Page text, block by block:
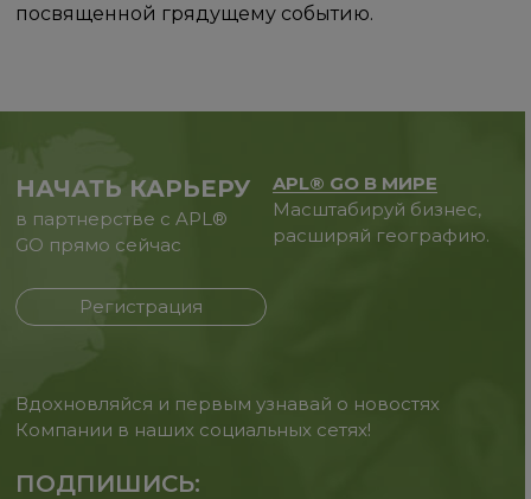
посвященной грядущему событию.
НАЧАТЬ КАРЬЕРУ
в партнерстве с APL®
GO прямо сейчас
Регистрация
APL® GO В МИРЕ
Масштабируй бизнес,
расширяй географию.
Вдохновляйся и первым узнавай о новостях
Компании в наших социальных сетях!
ПОДПИШИСЬ: